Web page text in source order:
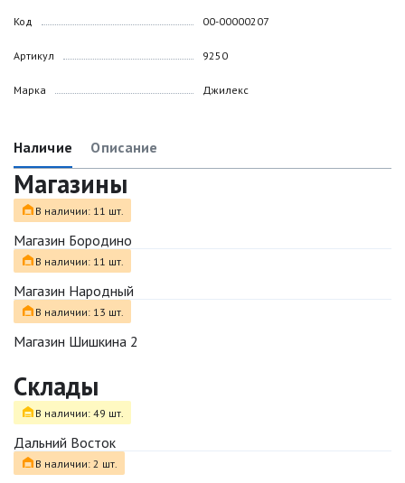
Код
Артикул
Марка
00-00000207
9250
Джилекс
Наличие Описание
Магазины
В наличии: 11 шт.
Магазин Бородино
В наличии: 11 шт.
Магазин Народный
В наличии: 13 шт.
Магазин Шишкина 2
Склады
В наличии: 49 шт.
Дальний Восток
В наличии: 2 шт.